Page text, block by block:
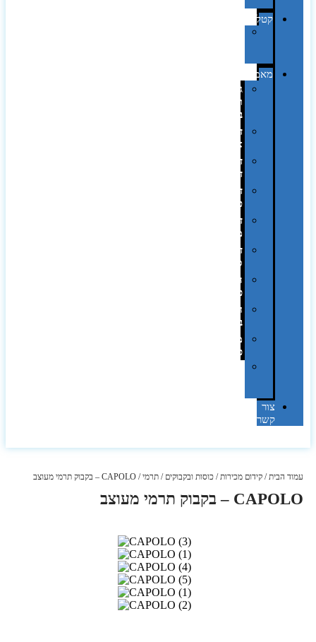
קטלוגים
מאמרים
גימורים
והשבחות
בדפוס
דפוס
אופסט
דפוס
דיגיטלי
דפוס
טמפון
דפוס
משי
דפוס
סובלימציה
הדפס
פרוצס
חריטה
בלייזר
מהו
פנטון?
צור
קשר
עמוד הבית/ קידום מכירות/ כוסות ובקבוקים / תרמי/ CAPOLO – בקבוק תרמי מעוצב
CAPOLO – בקבוק תרמי מעוצב